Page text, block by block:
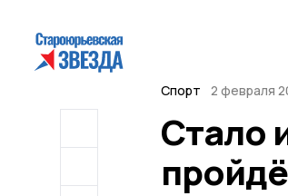
Спорт 2 февраля
Стало